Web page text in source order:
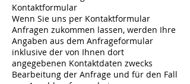
Kontaktformular
Wenn Sie uns per Kontaktformular
Anfragen zukommen lassen, werden Ihre
Angaben aus dem Anfrageformular
inklusive der von Ihnen dort
angegebenen Kontaktdaten zwecks
Bearbeitung der Anfrage und für den Fall